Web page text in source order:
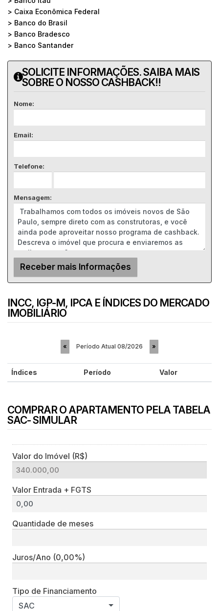
> Caixa Econômica Federal
> Banco do Brasil
> Banco Bradesco
> Banco Santander
SOLICITE INFORMAÇÕES. SAIBA MAIS
SOBRE O NOSSO CASHBACK!!
Nome:
Email:
Telefone:
Mensagem:
INCC, IGP-M, IPCA E ÍNDICES DO MERCADO
IMOBILIÁRIO
« Período Atual 08/2026 »
Índices Período Valor
COMPRAR O APARTAMENTO PELA TABELA
SAC- SIMULAR
Valor do Imóvel (R$)
Valor Entrada + FGTS
Quantidade de meses
Juros/Ano (0,00%)
Tipo de Financiamento
SAC